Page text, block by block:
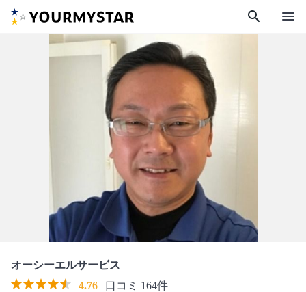
search menu
オーシーエルサービス
4.76
口コミ 164件